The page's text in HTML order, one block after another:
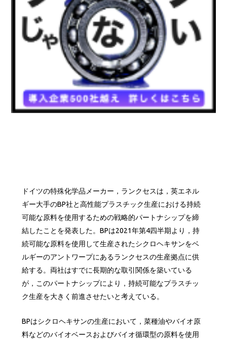
ドイツの特殊化学品メーカー，ランクセスは，英エネル
ギー大手のBP社と高性能プラスチック生産における持続
可能な原料を使用するための戦略的パートナシップを締
結したことを発表した。BPは2021年第4四半期より，持
続可能な原料を使用して生産されたシクロヘキサンをベ
ルギーのアントワープにあるランクセスの生産拠点に供
給する。両社はすでに長期的な取引関係を築いている
が，このパートナシップにより，持続可能なプラスチッ
ク生産を大きく前進させたいと考えている。
BPはシクロヘキサンの生産において，菜種油やバイオ原
料などのバイオベースおよびバイオ循環型の原料を使用